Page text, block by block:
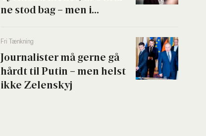
ne stod bag – men i...
Fri Tænk­ning
Jour­na­li­ster må ger­ne gå
hårdt til Putin – men helst
ikke Zelen­skyj